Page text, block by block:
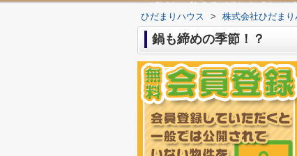
ひだまりハウス > 株式会社ひだま
鍋も締めの季節！？